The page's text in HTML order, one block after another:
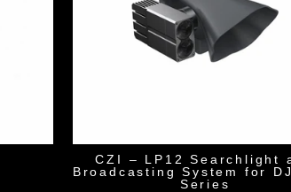
CZI – LP12 Searchlight
Broadcasting System for
Series